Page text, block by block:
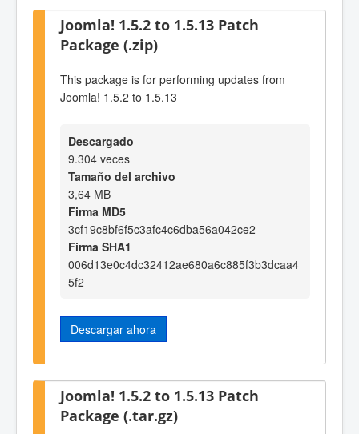
Joomla! 1.5.2 to 1.5.13 Patch
Package (.zip)
This package is for performing updates from
Joomla! 1.5.2 to 1.5.13
Descargado
9.304 veces
Tamaño del archivo
3,64 MB
Firma MD5
3cf19c8bf6f5c3afc4c6dba56a042ce2
Firma SHA1
006d13e0c4dc32412ae680a6c885f3b3dcaa4
5f2
Descargar ahora
Joomla! 1.5.2 to 1.5.13 Patch
Package (.tar.gz)